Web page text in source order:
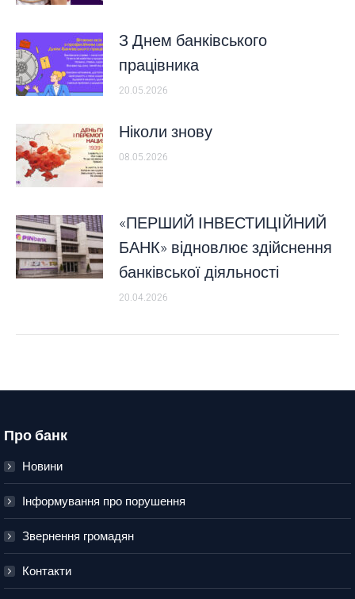
З Днем банківського
працівника
20.05.2026
Ніколи знову
08.05.2026
«ПЕРШИЙ ІНВЕСТИЦІЙНИЙ
БАНК» відновлює здійснення
банківської діяльності
20.04.2026
Про банк
Новини
Інформування про порушення
Звернення громадян
Контакти